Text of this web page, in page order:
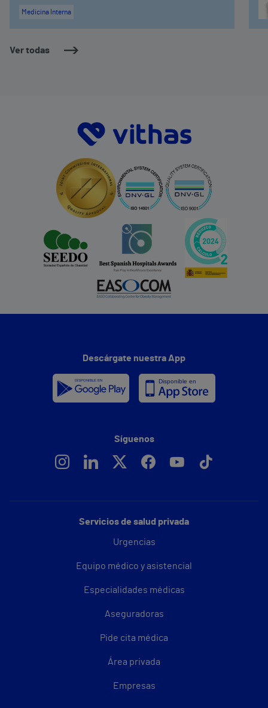
Ver todas
Medicina Interna
Servicios de salud privada
Urgencias
Equipo médico y asistencial
Especialidades médicas
Aseguradoras
Pide cita médica
Área privada
Empresas
Descárgate nuestra App
Síguenos